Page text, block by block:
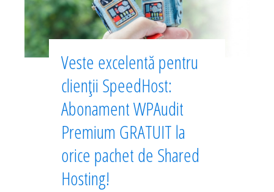
Veste excelentă pentru
clienții SpeedHost:
Abonament WPAudit
Premium GRATUIT la
orice pachet de Shared
Hosting!